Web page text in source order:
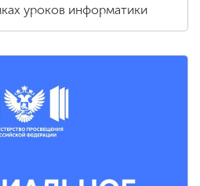
уроков информатики